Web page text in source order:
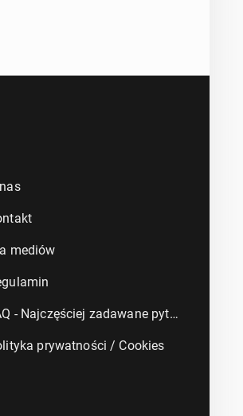
mediów
FAQ - Najczęściej zadawane pytania
prywatności / Cookies